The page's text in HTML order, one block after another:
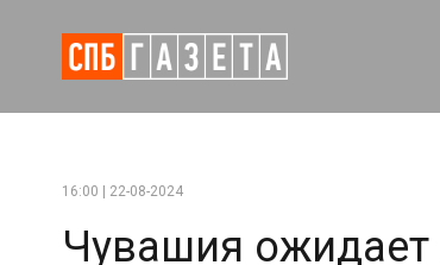
16:00 | 22-08-2024
Чувашия ожидает